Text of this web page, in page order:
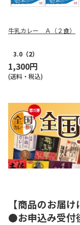
牛乳カレー Ａ（２食）
3.0 （2）
1,300円
(送料・税込)
【商品のお届け
●お申込み受付